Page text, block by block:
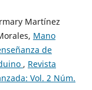
Martínez
Mano
de
, Revista
Vol. 2 Núm.